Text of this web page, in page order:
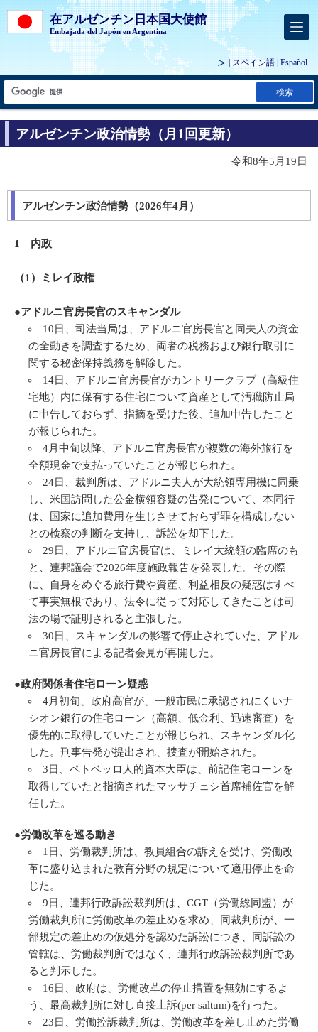
在アルゼンチン日本国大使館
Embajada del Japón en Argentina
| スペイン語 | Español
検索
アルゼンチン政治情勢（月1回更新）
令和8年5月19日
アルゼンチン政治情勢（2026年4月）
1 内政
（1）ミレイ政権
●アドルニ官房長官のスキャンダル
10日、司法当局は、アドルニ官房長官と同夫人の資金
の全動きを調査するため、両者の税務および銀行取引に
関する秘密保持義務を解除した。
14日、アドルニ官房長官がカントリークラブ（高級住
宅地）内に保有する住宅について資産として汚職防止局
に申告しておらず、指摘を受けた後、追加申告したこと
が報じられた。
4月中旬以降、アドルニ官房長官が複数の海外旅行を
全額現金で支払っていたことが報じられた。
24日、裁判所は、アドルニ夫人が大統領専用機に同乗
し、米国訪問した公金横領容疑の告発について、本同行
は、国家に追加費用を生じさせておらず罪を構成しない
との検察の判断を支持し、訴訟を却下した。
29日、アドルニ官房長官は、ミレイ大統領の臨席のも
と、連邦議会で2026年度施政報告を発表した。その際
に、自身をめぐる旅行費や資産、利益相反の疑惑はすべ
て事実無根であり、法令に従って対応してきたことは司
法の場で証明されると主張した。
30日、スキャンダルの影響で停止されていた、アドル
ニ官房長官による記者会見が再開した。
●政府関係者住宅ローン疑惑
4月初旬、政府高官が、一般市民に承認されにくいナ
シオン銀行の住宅ローン（高額、低金利、迅速審査）を
優先的に取得していたことが報じられ、スキャンダル化
した。刑事告発が提出され、捜査が開始された。
3日、ペトベッロ人的資本大臣は、前記住宅ローンを
取得していたと指摘されたマッサチェシ首席補佐官を解
任した。
●労働改革を巡る動き
1日、労働裁判所は、教員組合の訴えを受け、労働改
革に盛り込まれた教育分野の規定について適用停止を命
じた。
9日、連邦行政訴訟裁判所は、CGT（労働総同盟）が
労働裁判所に労働改革の差止めを求め、同裁判所が、一
部規定の差止めの仮処分を認めた訴訟につき、同訴訟の
管轄は、労働裁判所ではなく、連邦行政訴訟裁判所であ
ると判示した。
16日、政府は、労働改革の停止措置を無効にするよ
う、最高裁判所に対し直接上訴(per saltum)を行った。
23日、労働控訴裁判所は、労働改革を差し止めた労働